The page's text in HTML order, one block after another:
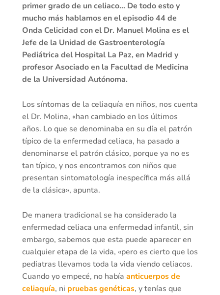
primer grado de un celiaco… De todo esto y
mucho más hablamos en el episodio 44 de
Onda Celicidad con el Dr. Manuel Molina es el
Jefe de la Unidad de Gastroenterología
Pediátrica del Hospital La Paz, en Madrid y
profesor Asociado en la Facultad de Medicina
de la Universidad Autónoma.
Los síntomas de la celiaquía en niños, nos cuenta
el Dr. Molina, «han cambiado en los últimos
años. Lo que se denominaba en su día el patrón
típico de la enfermedad celiaca, ha pasado a
denominarse el patrón clásico, porque ya no es
tan típico, y nos encontramos con niños que
presentan sintomatología inespecífica más allá
de la clásica», apunta.
De manera tradicional se ha considerado la
enfermedad celiaca una enfermedad infantil, sin
embargo, sabemos que esta puede aparecer en
cualquier etapa de la vida, «pero es cierto que los
pediatras llevamos toda la vida viendo celiacos.
Cuando yo empecé, no había anticuerpos de
celiaquía, ni pruebas genéticas, y tenías que